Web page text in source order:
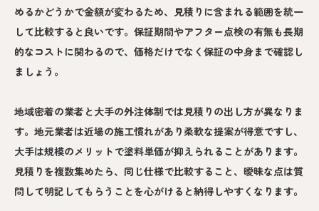
めるかどうかで金額が変わるため、見積りに含まれる範囲を統一
して比較すると良いです。保証期間やアフター点検の有無も長期
的なコストに関わるので、価格だけでなく保証の中身まで確認し
ましょう。
地域密着の業者と大手の外注体制では見積りの出し方が異なりま
す。地元業者は近場の施工慣れがあり柔軟な提案が得意ですし、
大手は規模のメリットで塗料単価が抑えられることがあります。
見積りを複数集めたら、同じ仕様で比較すること、曖昧な点は質
問して明記してもらうことを心がけると納得しやすくなります。